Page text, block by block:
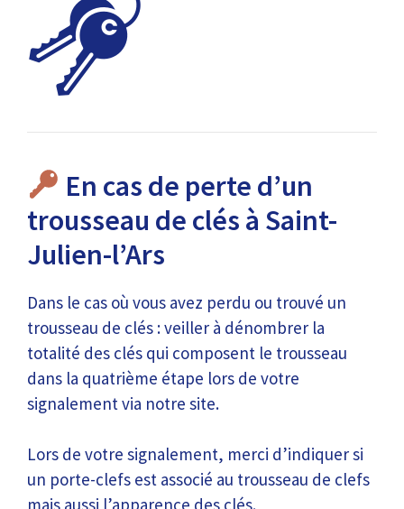
En cas de perte d’un
trousseau de clés à Saint-
Julien-l’Ars
Dans le cas où vous avez perdu ou trouvé un
trousseau de clés : veiller à dénombrer la
totalité des clés qui composent le trousseau
dans la quatrième étape lors de votre
signalement via notre site.
Lors de votre signalement, merci d’indiquer si
un porte-clefs est associé au trousseau de clefs
mais aussi l’apparence des clés.